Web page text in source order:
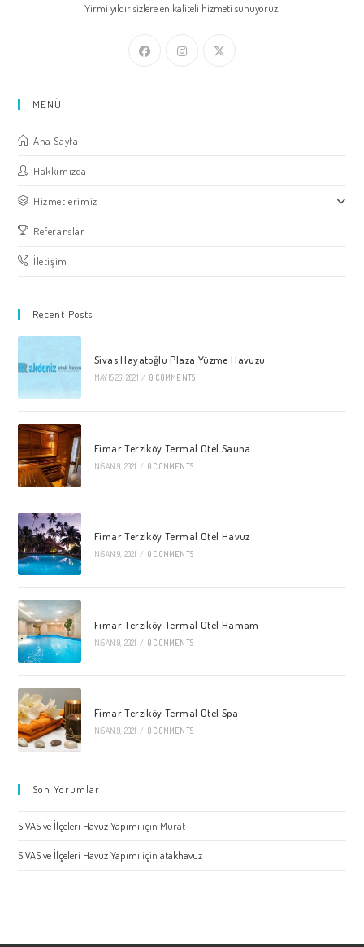
Yirmi yıldır sizlere en kaliteli hizmeti sunuyoruz.
MENÜ
Ana Sayfa
Hakkımızda
Hizmetlerimiz
Referanslar
İletişim
Recent Posts
Sivas Hayatoğlu Plaza Yüzme Havuzu
MAYIS 26, 2021 / 0 COMMENTS
Fimar Terziköy Termal Otel Sauna
NISAN 9, 2021 / 0 COMMENTS
Fimar Terziköy Termal Otel Havuz
NISAN 9, 2021 / 0 COMMENTS
Fimar Terziköy Termal Otel Hamam
NISAN 9, 2021 / 0 COMMENTS
Fimar Terziköy Termal Otel Spa
NISAN 9, 2021 / 0 COMMENTS
Son Yorumlar
SİVAS ve İlçeleri Havuz Yapımı için Murat
SİVAS ve İlçeleri Havuz Yapımı içinatakhavuz